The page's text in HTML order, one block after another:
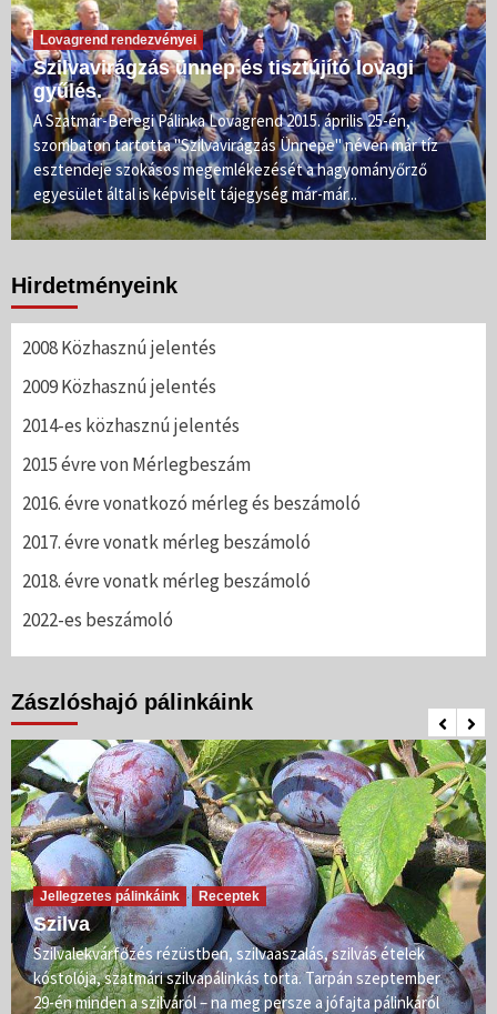
Lovagrend rendezvényei
Szilvavirágzás ünnep és tisztújító lovagi
gyűlés.
A Szatmár-Beregi Pálinka Lovagrend 2015. április 25-én,
szombaton tartotta "Szilvavirágzás Ünnepe" néven már tíz
esztendeje szokásos megemlékezését a hagyományőrző
egyesület által is képviselt tájegység már-már...
Hirdetményeink
2008 Közhasznú jelentés
2009 Közhasznú jelentés
2014-es közhasznú jelentés
2015 évre von Mérlegbeszám
2016. évre vonatkozó mérleg és beszámoló
2017. évre vonatk mérleg beszámoló
2018. évre vonatk mérleg beszámoló
2022-es beszámoló
Zászlóshajó pálinkáink
Jellegzetes pálinkáink Receptek
Szilva
Szilvalekvárfőzés rézüstben, szilvaaszalás, szilvás ételek
kóstolója, szatmári szilvapálinkás torta. Tarpán szeptember
29-én minden a szilváról – na meg persze a jófajta pálinkáról